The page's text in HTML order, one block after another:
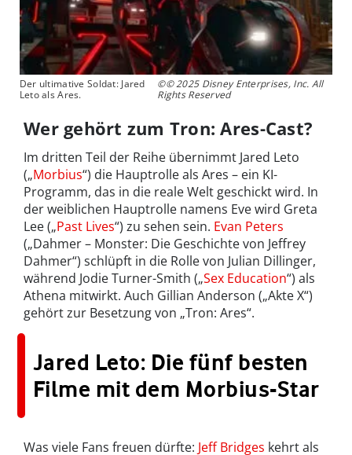
Der ultimative Soldat: Jared
Leto als Ares.
©© 2025 Disney Enterprises, Inc. All
Rights Reserved
Wer gehört zum Tron: Ares-Cast?
Im dritten Teil der Reihe übernimmt Jared Leto
(„Morbius“) die Hauptrolle als Ares – ein KI-
Programm, das in die reale Welt geschickt wird. In
der weiblichen Hauptrolle namens Eve wird Greta
Lee („Past Lives“) zu sehen sein. Evan Peters
(„Dahmer – Monster: Die Geschichte von Jeffrey
Dahmer“) schlüpft in die Rolle von Julian Dillinger,
während Jodie Turner-Smith („Sex Education“) als
Athena mitwirkt. Auch Gillian Anderson („Akte X“)
gehört zur Besetzung von „Tron: Ares“.
Jared Leto: Die fünf besten
Filme mit dem Morbius-Star
Was viele Fans freuen dürfte: Jeff Bridges kehrt als